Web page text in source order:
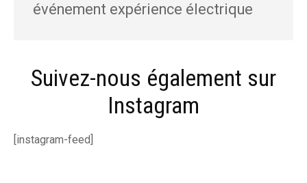
événement expérience électrique
Suivez-nous également sur
Instagram
[instagram-feed]